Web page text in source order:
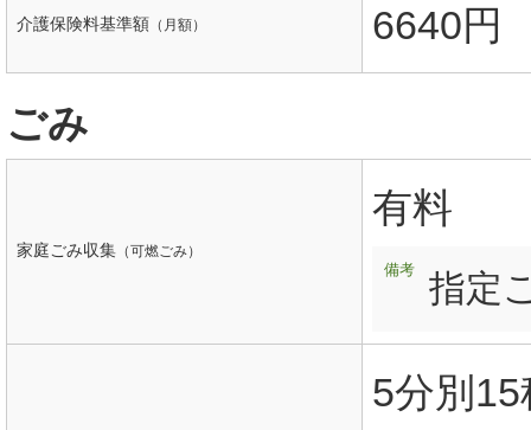
介護保険料基準額 （月額） 6640円
ごみ
家庭ごみ収集 （可燃ごみ）
有料
備考 指定
5分別